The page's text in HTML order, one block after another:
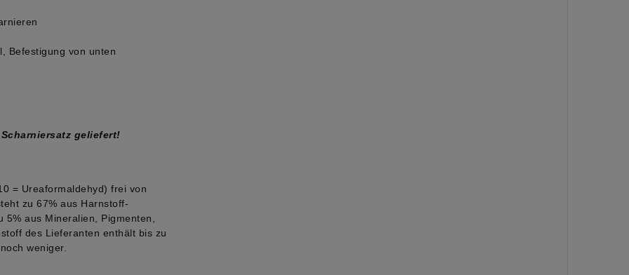
Befestigung von unten
geliefert!
= Ureaformaldehyd) frei von
zu 67% aus Harnstoff-
aus Mineralien, Pigmenten,
des Lieferanten enthält bis zu
weniger.